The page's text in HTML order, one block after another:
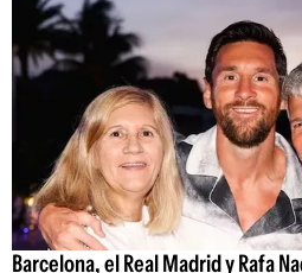
Barcelona, el Real Madrid y Rafa